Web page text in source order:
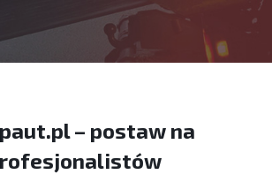
– postaw na